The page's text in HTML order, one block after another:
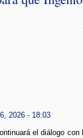
2026 - 18:03
el diálogo con